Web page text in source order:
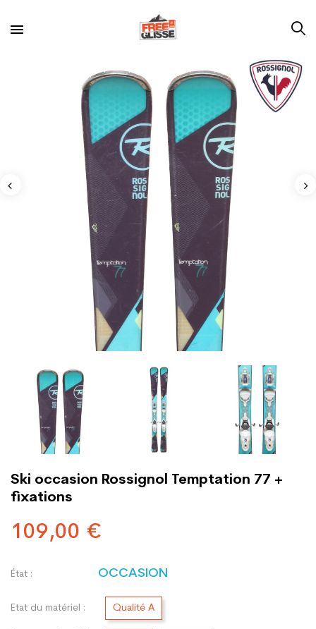
Ski occasion Rossignol Temptation 77 +
fixations
109,00 €
État : OCCASION
Etat du matériel : Qualité A